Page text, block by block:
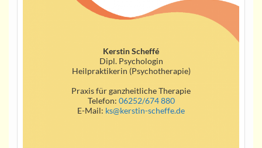
Kerstin Scheffé
Dipl. Psychologin
Heilpraktikerin (Psychotherapie)
Praxis für ganzheitliche Therapie
Telefon: 06252/674 880
E-Mail: ks@kerstin-scheffe.de